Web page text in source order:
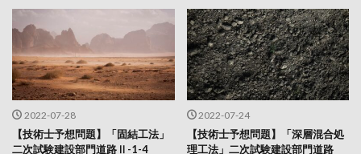
2022-07-28
【技術士予想問題】「固結工法」
二次試験建設部門道路Ⅱ-1-4
2022-07-24
【技術士予想問題】「深層混合処
理工法」二次試験建設部門道路